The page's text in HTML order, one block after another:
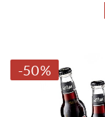
-50%